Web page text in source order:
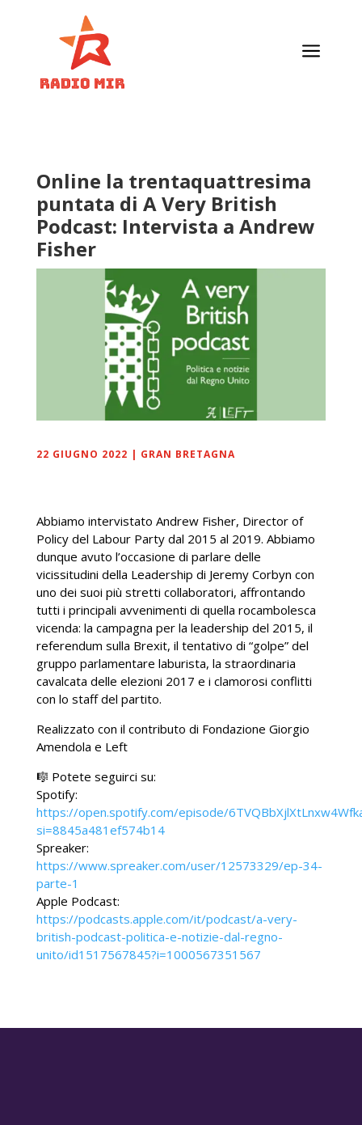
a
Online la trentaquattresima
puntata di A Very British
Podcast: Intervista a Andrew
Fisher
22 GIUGNO 2022 | GRAN BRETAGNA
Abbiamo intervistato Andrew Fisher, Director of
Policy del Labour Party dal 2015 al 2019. Abbiamo
dunque avuto l’occasione di parlare delle
vicissitudini della Leadership di Jeremy Corbyn con
uno dei suoi più stretti collaboratori, affrontando
tutti i principali avvenimenti di quella rocambolesca
vicenda: la campagna per la leadership del 2015, il
referendum sulla Brexit, il tentativo di “golpe” del
gruppo parlamentare laburista, la straordinaria
cavalcata delle elezioni 2017 e i clamorosi conflitti
con lo staff del partito.
Realizzato con il contributo di Fondazione Giorgio
Amendola e Left
🎼 Potete seguirci su:
Spotify:
https://open.spotify.com/episode/
si=8845a481ef574b14
Spreaker:
https://www.spreaker.com/user/12573329/ep-34-
parte-1
Apple Podcast:
https://podcasts.apple.com/it/podcast/a-very-
british-podcast-politica-e-notizie-dal-regno-
unito/id1517567845?i=1000567351567